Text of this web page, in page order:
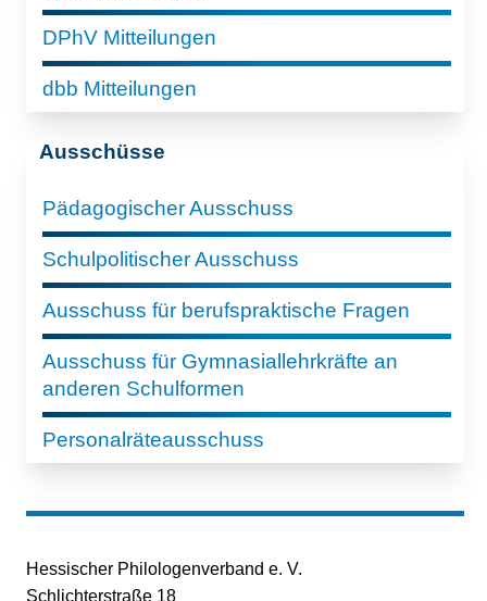
DPhV Mitteilungen
dbb Mitteilungen
Ausschüsse
Pädagogischer Ausschuss
Schulpolitischer Ausschuss
Ausschuss für berufspraktische Fragen
Ausschuss für Gymnasiallehrkräfte an
anderen Schulformen
Personalräteausschuss
Hessischer Philologenverband e. V.
Schlichterstraße 18